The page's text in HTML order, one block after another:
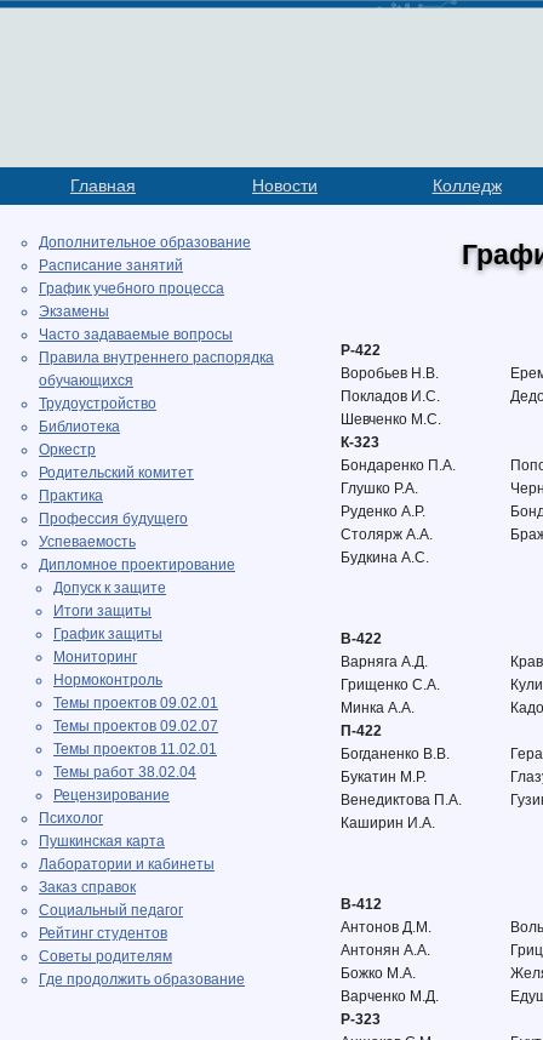
Главная Новости Колледж
Дополнительное образование
Расписание занятий
График учебного процесса
Экзамены
Часто задаваемые вопросы
Правила внутреннего распорядка
обучающихся
Трудоустройство
Библиотека
Оркестр
Родительский комитет
Практика
Профессия будущего
Успеваемость
Дипломное проектирование
Допуск к защите
Итоги защиты
График защиты
Мониторинг
Нормоконтроль
Темы проектов 09.02.01
Темы проектов 09.02.07
Темы проектов 11.02.01
Темы работ 38.02.04
Рецензирование
Психолог
Пушкинская карта
Лаборатории и кабинеты
Заказ справок
Социальный педагог
Рейтинг студентов
Советы родителям
Где продолжить образование
Р-422
Воробьев Н.В.
Покладов И.С.
Шевченко М.С.
К-323
Бондаренко П.А.
Глушко Р.А.
Руденко А.Р.
Столярж А.А.
Будкина А.С.
В-422
Варняга А.Д.
Грищенко С.А.
Минка А.А.
П-422
Богданенко В.В.
Букатин М.Р.
Венедиктова П.А.
Каширин И.А.
В-412
Антонов Д.М.
Антонян А.А.
Божко М.А.
Варченко М.Д.
Р-323